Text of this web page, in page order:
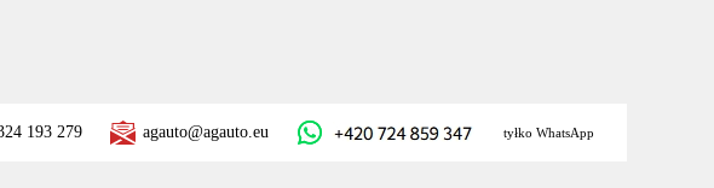
193 279 agauto@agauto.eu tyłko WhatsApp